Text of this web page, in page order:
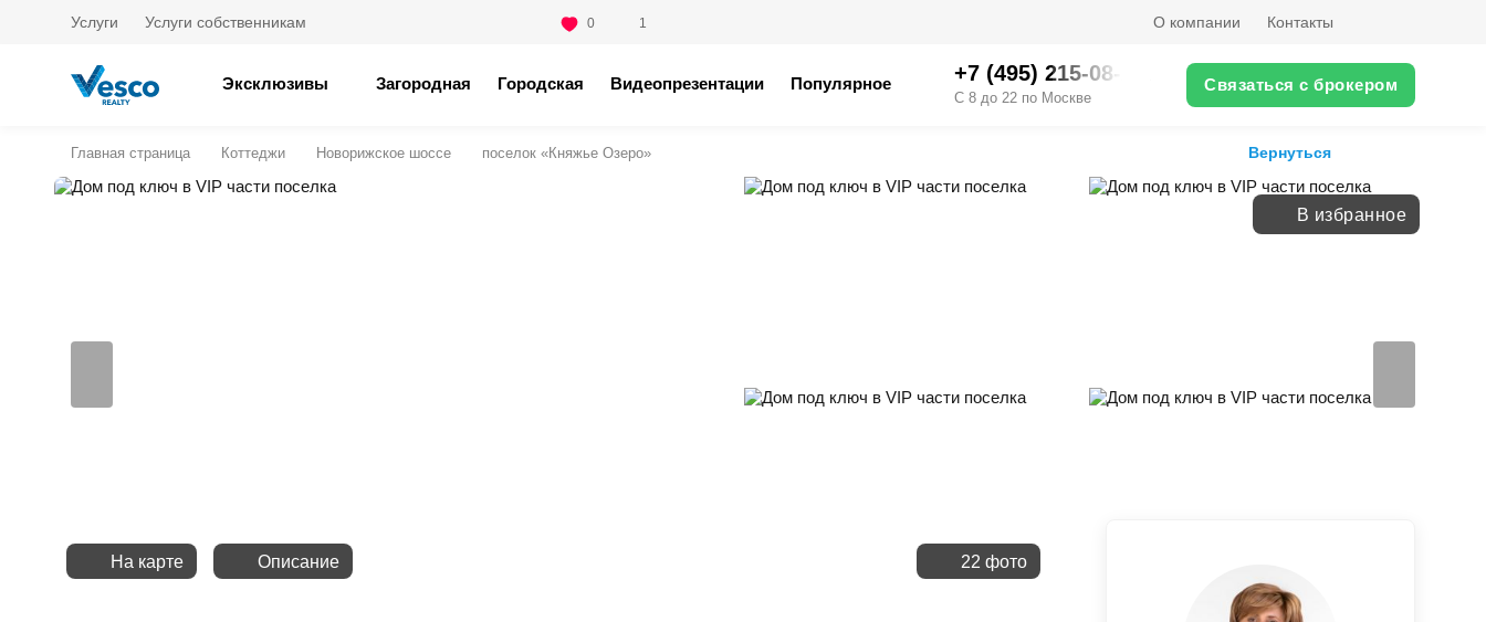
Услуги Услуги собственникам 0 1 О компании Контакты
Эксклюзивы Загородная Городская Видеопрезентации Популярное +7 (495) 215-08-XX
С 8 до 22 по Москве
Связаться с брокером
Главная страница Коттеджи Новорижское шоссе поселок «Княжье Озеро» Вернуться
В избранное
На карте Описание 22 фото